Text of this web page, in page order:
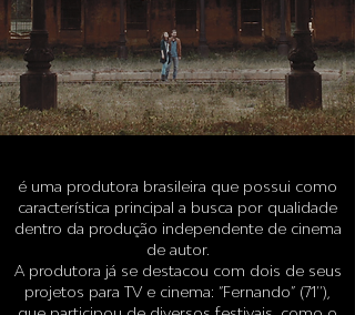
é uma produtora brasileira que possui como
característica principal a busca por qualidade
dentro da produção independente de cinema
de autor.
A produtora já se destacou com dois de seus
projetos para TV e cinema: “Fernando” (71’’),